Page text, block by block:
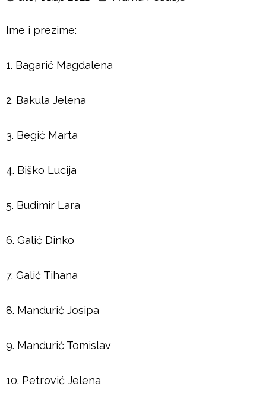
š
e
Ime i prezime:
1. Bagarić Magdalena
2. Bakula Jelena
3. Begić Marta
4. Biško Lucija
5. Budimir Lara
6. Galić Dinko
7. Galić Tihana
8. Mandurić Josipa
9. Mandurić Tomislav
10. Petrović Jelena